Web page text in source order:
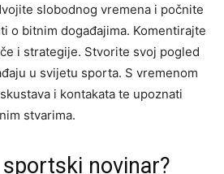
slobodnog vremena i počnite
o bitnim događajima. Komentirajte
i strategije. Stvorite svoj pogled
u svijetu sporta. S vremenom
i kontakata te upoznati
stvarima.
novinar?